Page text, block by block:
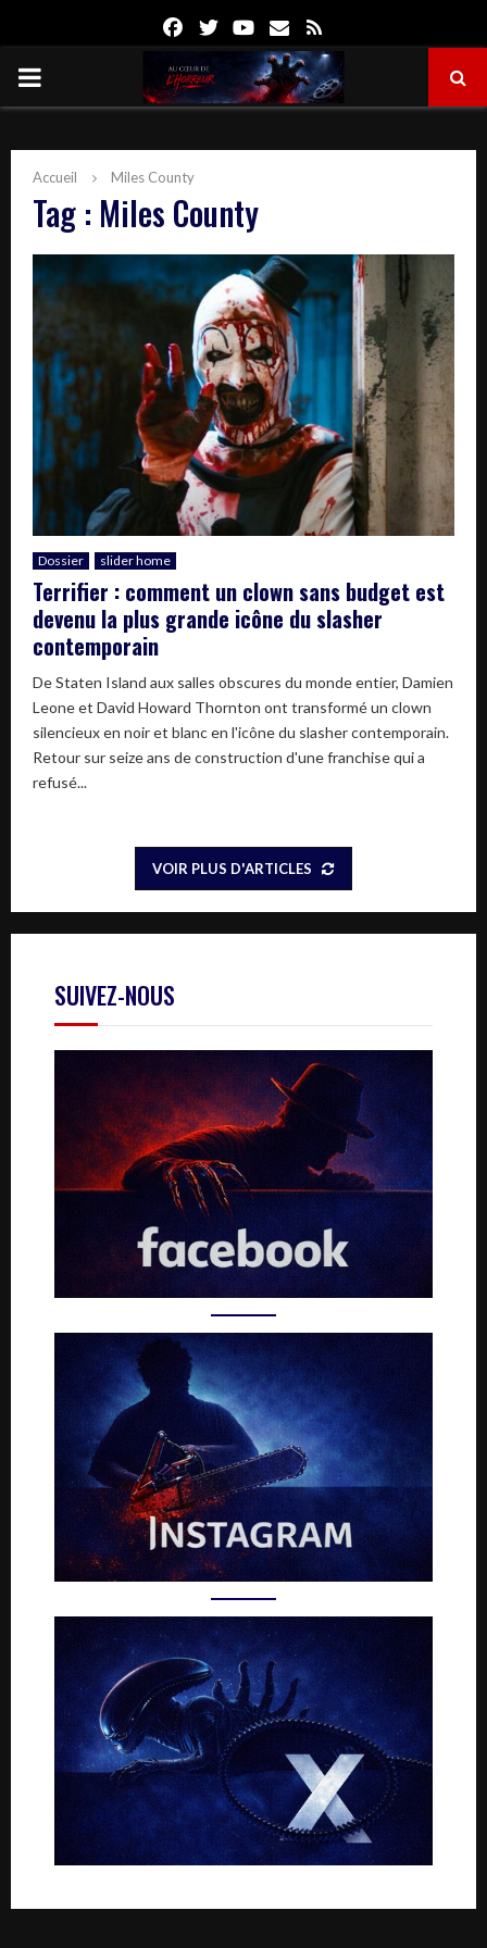
FacebookTwitterYoutube
Email
PRIMARY
Accueil Miles County
Tag : Miles County
Dossier slider home
Terrifier : comment un clown sans budget est
devenu la plus grande icône du slasher
contemporain
De Staten Island aux salles obscures du monde entier, Damien
Leone et David Howard Thornton ont transformé un clown
silencieux en noir et blanc en l'icône du slasher contemporain.
Retour sur seize ans de construction d'une franchise qui a
refusé...
VOIR PLUS D'ARTICLES
SUIVEZ-NOUS